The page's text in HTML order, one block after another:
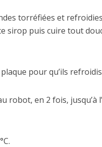
torréfiées et refroidies
sirop puis cuire tout
pour qu’ils
robot, en 2 fois, jusqu’à